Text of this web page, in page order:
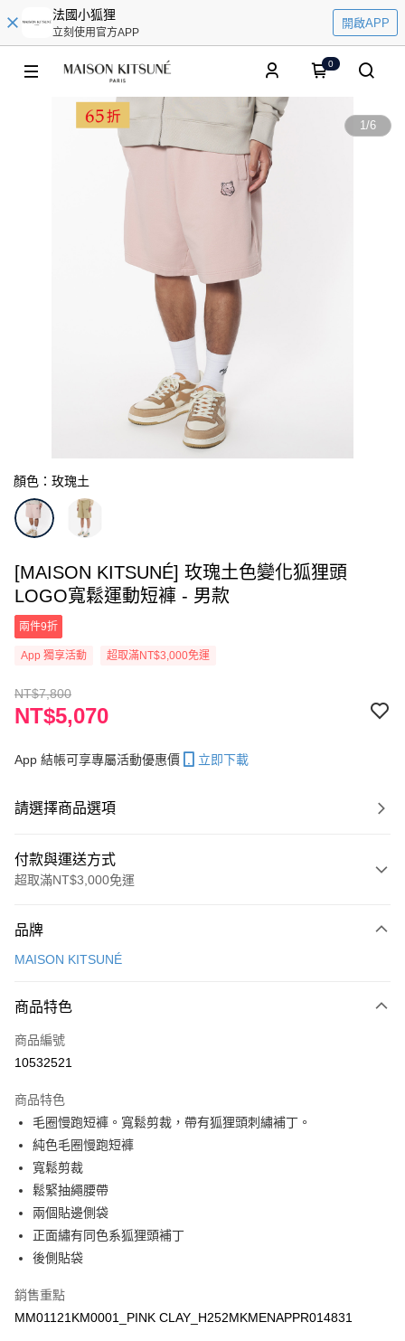
法國小狐狸
立刻使用官方APP
開啟APP
0
1/6
顏色：玫瑰土
[MAISON KITSUNÉ] 玫瑰土色變化狐狸頭
LOGO寬鬆運動短褲 - 男款
兩件9折
App 獨享活動 超取滿NT$3,000免運
NT$7,800
NT$5,070
App 結帳可享專屬活動優惠價 立即下載
請選擇商品選項
付款與運送方式
超取滿NT$3,000免運
信用卡一次付款
ATM付款
每筆NT$100，滿NT$3,000(含以上)免運費
付款後萊爾富取貨
每筆NT$100
付款後7-11取貨
每筆NT$100，滿NT$3,000(含以上)免運費
宅配
品牌
MAISON KITSUNÉ
商品特色
商品編號
10532521
商品特色
毛圈慢跑短褲。寬鬆剪裁，帶有狐狸頭刺繡補丁。
純色毛圈慢跑短褲
寬鬆剪裁
鬆緊抽繩腰帶
兩個貼邊側袋
正面繡有同色系狐狸頭補丁
後側貼袋
銷售重點
MM01121KM0001_PINK CLAY_H252MKMENAPPR014831